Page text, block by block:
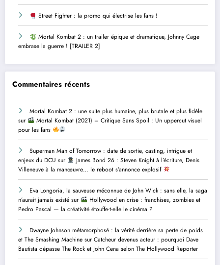
Street Fighter : la promo qui électrise les fans !
Mortal Kombat 2 : un trailer épique et dramatique, Johnny Cage
embrase la guerre ! [TRAILER 2]
Commentaires récents
Mortal Kombat 2 : une suite plus humaine, plus brutale et plus fidèle
sur
Mortal Kombat (2021) – Critique Sans Spoil : Un uppercut visuel
pour les fans
Superman Man of Tomorrow : date de sortie, casting, intrigue et
enjeux du DCU sur
James Bond 26 : Steven Knight à l’écriture, Denis
Villeneuve à la manœuvre… le reboot s’annonce explosif
Eva Longoria, la sauveuse méconnue de John Wick : sans elle, la saga
n’aurait jamais existé sur
Hollywood en crise : franchises, zombies et
Pedro Pascal — la créativité étouffe-t-elle le cinéma ?
Dwayne Johnson métamorphosé : la vérité derrière sa perte de poids
et The Smashing Machine sur Catcheur devenus acteur : pourquoi Dave
Bautista dépasse The Rock et John Cena selon The Hollywood Reporter